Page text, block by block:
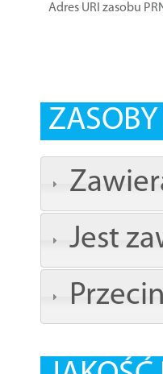
Adres URI zasobu
Jest